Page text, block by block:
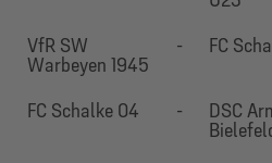
VfR SW
Warbeyen 1945
- FC
FC Schalke 04 -
DSC